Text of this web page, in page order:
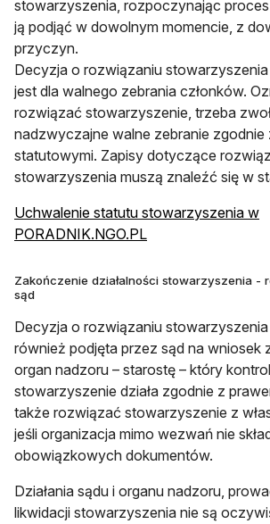
stowarzyszenia, rozpoczynając
ją podjąć w dowolnym momencie, z
przyczyn.
Decyzja o rozwiązaniu
jest dla walnego zebrania członków.
rozwiązać stowarzyszenie, trzeba
nadzwyczajne walne zebranie zgodnie
statutowymi. Zapisy dotyczące
stowarzyszenia muszą znaleźć się w
Uchwalenie statutu stowarzyszenia w
PORADNIK.NGO.PLotwiera się w nowej
Zakończenie działalności stowarzyszenia -
sąd
Decyzja o rozwiązaniu
również podjęta przez sąd na wniosek
organ nadzoru – starostę – który
stowarzyszenie działa zgodnie z
także rozwiązać stowarzyszenie z
jeśli organizacja mimo wezwań nie
obowiązkowych dokumentów.
Działania sądu i organu nadzoru,
likwidacji stowarzyszenia nie są